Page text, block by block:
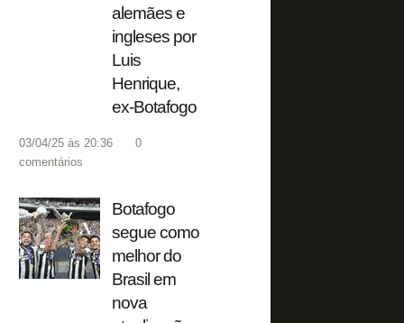
alemães e
ingleses por
Luis
Henrique,
ex-Botafogo
03/04/25 às 20:36
0
comentários
Botafogo
segue como
melhor do
Brasil em
nova